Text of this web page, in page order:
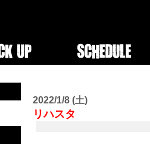
2022/1/8 (土)
リハスタ